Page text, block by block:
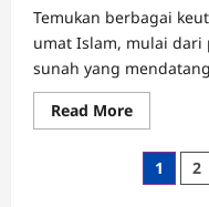
Temukan berbagai
umat Islam, mulai dari
sunah yang
Read MoreRead
more
BulanPosts
1 2